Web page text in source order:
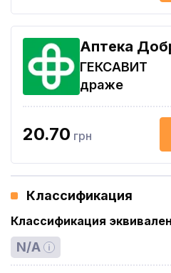
Аптека
ГЕКСАВИТ
драже
20.70 грн
Классификация
Классификация
N/A